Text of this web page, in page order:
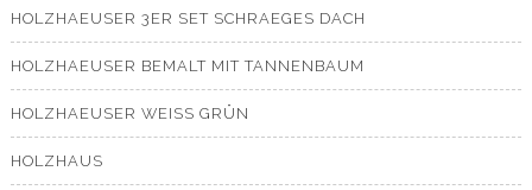
HOLZHAEUSER 3ER SET SCHRAEGES DACH
HOLZHAEUSER BEMALT MIT TANNENBAUM
HOLZHAEUSER WEISS GRÜN
HOLZHAUS